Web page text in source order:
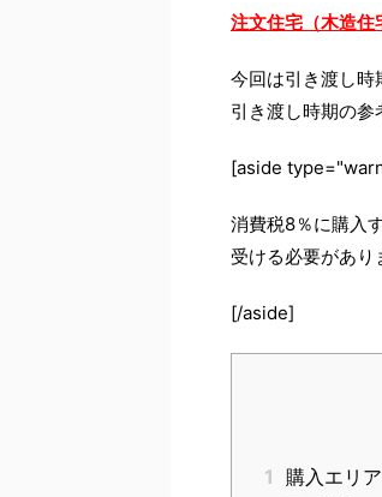
注文住宅（木造住
今回は引き渡し時
引き渡し時期の参
[aside
消費税8％に購入
受ける必要があり
[/aside]
1 購入エリ